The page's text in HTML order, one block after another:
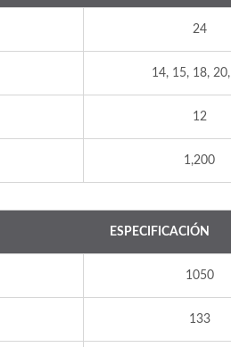
24
14, 15, 18,
12
1,200
ESPECIFICACIÓN
1050
133